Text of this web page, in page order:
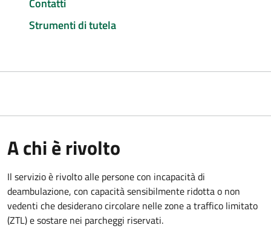
Contatti
Strumenti di tutela
A chi è rivolto
Il servizio è rivolto alle persone con incapacità di
deambulazione, con capacità sensibilmente ridotta o non
vedenti che desiderano circolare nelle zone a traffico limitato
(ZTL) e sostare nei parcheggi riservati.